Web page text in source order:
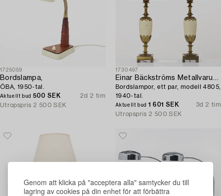
Genom att klicka på "acceptera alla" samtycker du till
lagring av cookies på din enhet för att förbättra
1725059
Bordslampa,
ÖBA, 1950-tal.
Aktuellt bud 500 SEK
2d 2 tim
Utropspris 2 500 SEK
1730497
Bordslampor, ett par, modell 4805,
1940-tal.
Aktuellt bud 1 601 SEK
3d 2 tim
Utropspris 2 500 SEK